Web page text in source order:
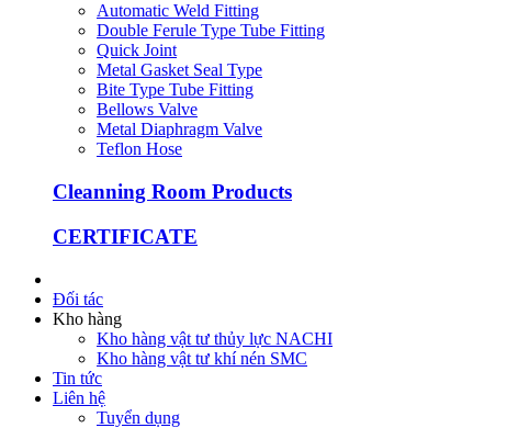
Automatic Weld Fitting
Double Ferule Type Tube Fitting
Quick Joint
Metal Gasket Seal Type
Bite Type Tube Fitting
Bellows Valve
Metal Diaphragm Valve
Teflon Hose
Cleanning Room Products
CERTIFICATE
Đối tác
Kho hàng
Kho hàng vật tư thủy lực NACHI
Kho hàng vật tư khí nén SMC
Tin tức
Liên hệ
Tuyển dụng